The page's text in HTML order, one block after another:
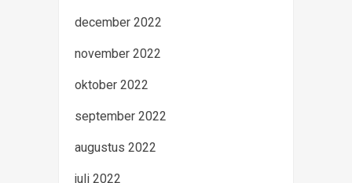
december 2022
november 2022
oktober 2022
september 2022
augustus 2022
juli 2022